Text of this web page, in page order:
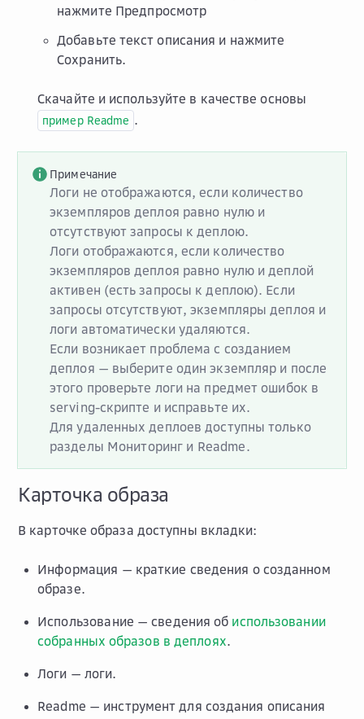
нажмите Предпросмотр
Добавьте текст описания и нажмите
Сохранить.
Скачайте и используйте в качестве основы
пример Readme .
Примечание
Логи не отображаются, если количество
экземпляров деплоя равно нулю и
отсутствуют запросы к деплою.
Логи отображаются, если количество
экземпляров деплоя равно нулю и деплой
активен (есть запросы к деплою). Если
запросы отсутствуют, экземпляры деплоя и
логи автоматически удаляются.
Если возникает проблема с созданием
деплоя — выберите один экземпляр и после
этого проверьте логи на предмет ошибок в
serving-скрипте и исправьте их.
Для удаленных деплоев доступны только
разделы Мониторинг и Readme.
Карточка образа
В карточке образа доступны вкладки:
Информация — краткие сведения о созданном
образе.
Использование — сведения об использовании
собранных образов в деплоях.
Логи — логи.
Readme — инструмент для создания описания